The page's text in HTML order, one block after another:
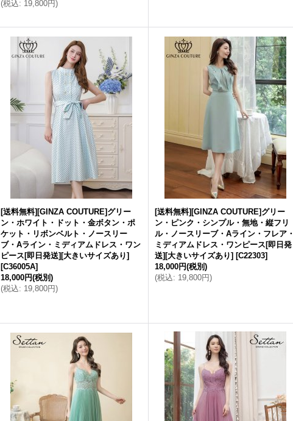
(税込: 19,800円)
[送料無料][GINZA COUTURE]グリー
ン・ホワイト・ドット・金ボタン・ポ
ケット・リボンベルト・ノースリー
ブ・Aライン・ミディアムドレス・ワン
ピース[即日発送][大きいサイズあり]
[C36005A]
18,000円(税別)
(税込: 19,800円)
[送料無料][GINZA COUTURE]グリー
ン・ピンク・シンプル・無地・縦フリ
ル・ノースリーブ・Aライン・フレア・
ミディアムドレス・ワンピース[即日発
送][大きいサイズあり] [C22303]
18,000円(税別)
(税込: 19,800円)